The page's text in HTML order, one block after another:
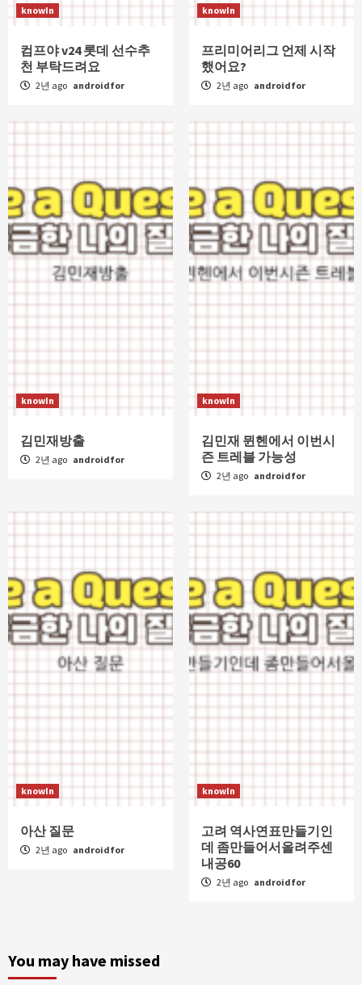
knowIn
컴프야 v24 롯데 선수추
천 부탁드려요
2년 ago androidfor
knowIn
프리미어리그 언제 시작
했어요?
2년 ago androidfor
knowIn
김민재방출
2년 ago androidfor
knowIn
김민재 뮌헨에서 이번시
즌 트레블 가능성
2년 ago androidfor
knowIn
아산 질문
2년 ago androidfor
knowIn
고려 역사연표만들기인
데 좀만들어서올려주센
내공60
2년 ago androidfor
You may have missed